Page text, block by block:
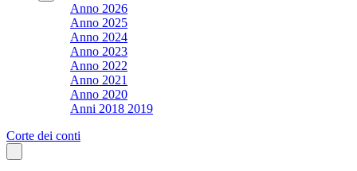
Anno 2026
Anno 2025
Anno 2024
Anno 2023
Anno 2022
Anno 2021
Anno 2020
Anni 2018 2019
Corte dei conti